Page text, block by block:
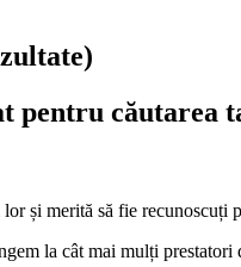
pentru căutarea
și merită să fie recunoscuți
la cât mai mulți prestatori